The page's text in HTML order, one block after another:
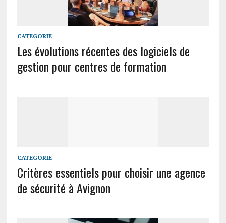
CATEGORIE
Les évolutions récentes des logiciels de
gestion pour centres de formation
CATEGORIE
Critères essentiels pour choisir une agence
de sécurité à Avignon